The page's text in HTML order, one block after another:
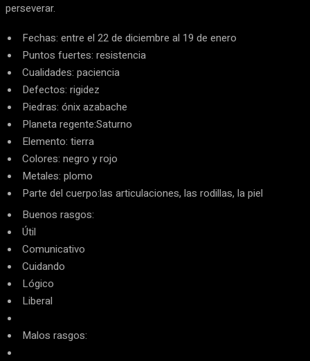
perseverar.
Fechas: entre el 22 de diciembre al 19 de enero
Puntos fuertes: resistencia
Cualidades: paciencia
Defectos: rigidez
Piedras: ónix azabache
Planeta regente:Saturno
Elemento: tierra
Colores: negro y rojo
Metales: plomo
Parte del cuerpo:las articulaciones, las rodillas, la piel
Buenos rasgos:
Útil
Comunicativo
Cuidando
Lógico
Liberal
Malos rasgos: